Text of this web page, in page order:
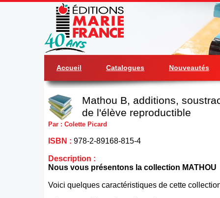
Accueil Catalogues Nouveautés
Mathou B, additions,
de l'élève reproductible
Par : Colette Picard
ISBN : 978-2-89168-815-4
Description :
Nous vous présentons la collection MATHOU
Voici quelques caractéristiques de cette